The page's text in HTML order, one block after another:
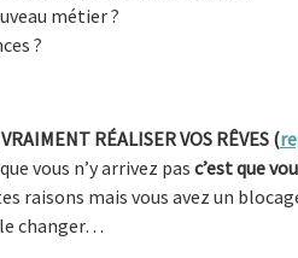
métier ?
?
VRAIMENT RÉALISER VOS RÊVES (
vous n’y arrivez pas c’est que
raisons mais vous avez un
changer…